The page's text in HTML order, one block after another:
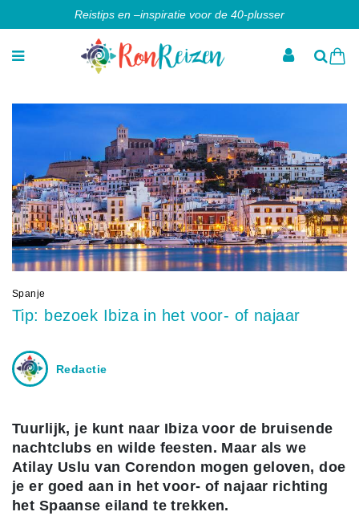
Reistips en –inspiratie voor de 40-plusser
Spanje
Tip: bezoek Ibiza in het voor- of najaar
Redactie
Tuurlijk, je kunt naar Ibiza voor de bruisende
nachtclubs en wilde feesten. Maar als we
Atilay Uslu van Corendon mogen geloven, doe
je er goed aan in het voor- of najaar richting
het Spaanse eiland te trekken.